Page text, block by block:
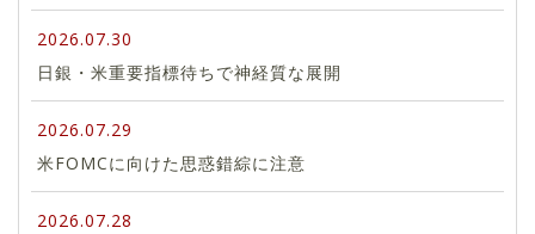
2026.07.30
日銀・米重要指標待ちで神経質な展開
2026.07.29
米FOMCに向けた思惑錯綜に注意
2026.07.28